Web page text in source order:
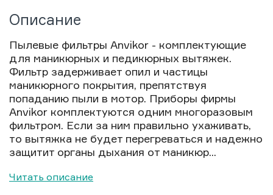
Описание
Пылевые фильтры Anvikor - комплектующие
для маникюрных и педикюрных вытяжек.
Фильтр задерживает опил и частицы
маникюрного покрытия, препятствуя
попаданию пыли в мотор. Приборы фирмы
Anvikor комплектуются одним многоразовым
фильтром. Если за ним правильно ухаживать,
то вытяжка не будет перегреваться и надежно
защитит органы дыхания от маникюр...
Читать описание